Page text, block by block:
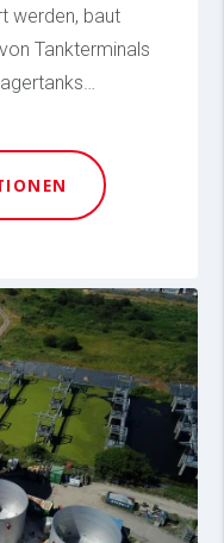
werden, baut
Tankterminals